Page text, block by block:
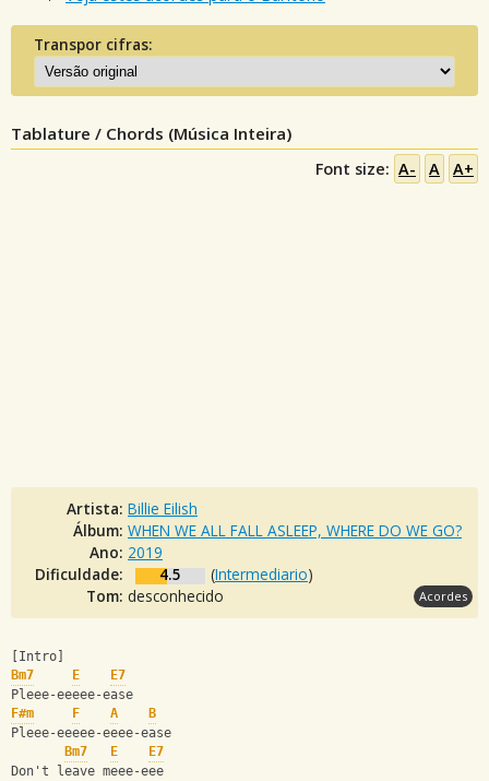
Transpor cifras:
Tablature / Chords (Música Inteira)
Font size: A- A A+
Artista: Billie Eilish
Álbum: WHEN WE ALL FALL ASLEEP, WHERE DO WE GO?
Ano: 2019
Dificuldade:
4.5 (Intermediario)
Tom: desconhecido Acordes
[Intro]
Bm7
E
E7
Pleee-eeeee-ease
F#m
F A
B
Pleee-eeeee-eeee-ease
Bm7
E
E7
Don't leave meee-eee